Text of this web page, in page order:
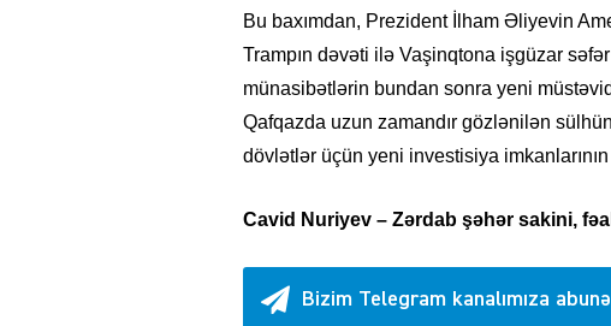
Bu baxımdan, Prezident İlham Əliyevin
Trampın dəvəti ilə Vaşinqtona işgüzar
münasibətlərin bundan sonra yeni
Qafqazda uzun zamandır gözlənilən
dövlətlər üçün yeni investisiya
Cavid Nuriyev – Zərdab şəhər sakini,
Bizim Telegram kanalımıza